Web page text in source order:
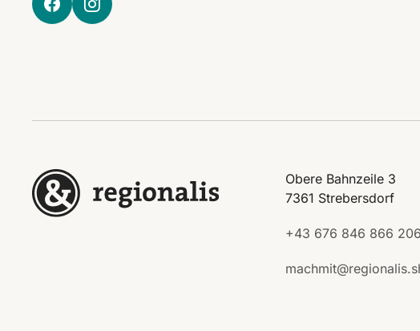
Obere Bahnzeile 3
7361 Strebersdorf
+43 676 846 866 206